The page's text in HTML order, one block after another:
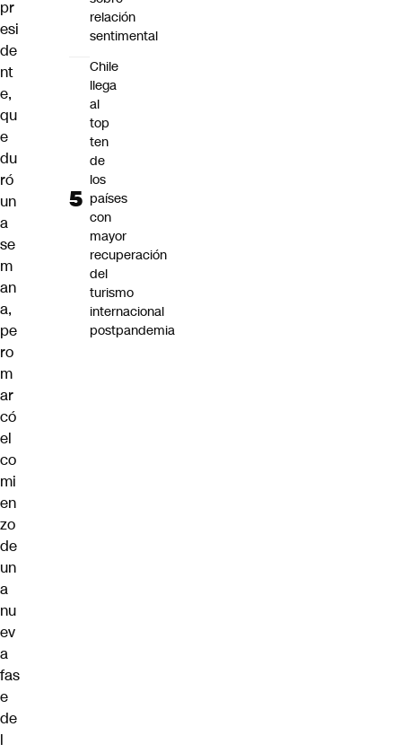
pr
esi
de
nt
e,
qu
e
du
ró
un
a
se
m
an
a,
pe
ro
m
ar
có
el
co
mi
en
zo
de
un
a
nu
ev
a
fas
e
de
l
relación
sentimental
Chile
llega
al
top
ten
de
los
países
con
mayor
recuperación
del
turismo
internacional
postpandemia